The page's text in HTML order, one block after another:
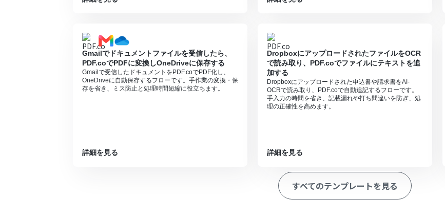
Gmailでドキュメントファイルを受信したら、
PDF.coでPDFに変換しOneDriveに保存する
Gmailで受信したドキュメントをPDF.coでPDF化し、
OneDriveに自動保存するフローです。手作業の変換・保
存を省き、ミス防止と処理時間短縮に役立ちます。
詳細を見る
DropboxにアップロードされたファイルをOCR
で読み取り、PDF.coでファイルにテキストを追
加する
Dropboxにアップロードされた申込書や請求書をAI-
OCRで読み取り、PDF.coで自動追記するフローです。
手入力の時間を省き、記載漏れや打ち間違いを防ぎ、処
理の正確性を高めます。
詳細を見る
すべてのテンプレートを見る